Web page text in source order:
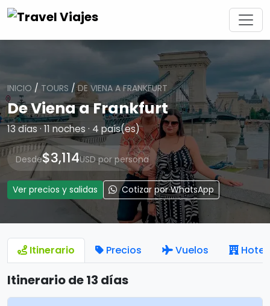
INICIO / TOURS /DE VIENA A FRANKFURT
De Viena a Frankfurt
13 días · 11 noches · 4 país(es)
Desde$3,114USD por persona
Ver precios y salidas Cotizar por WhatsApp
Itinerario Precios Vuelos
Itinerario de 13 días